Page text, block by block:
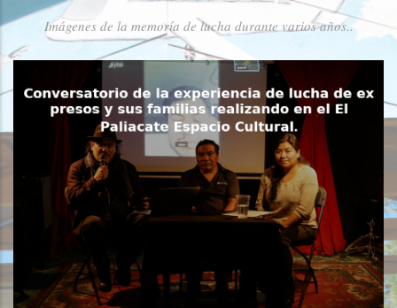
Imágenes de la memoría de lucha durante varios años..